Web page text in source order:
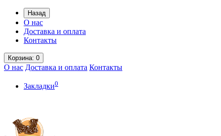
Назад
О нас
Доставка и оплата
Контакты
Корзина: 0
О нас Доставка и оплата Контакты
Закладки0